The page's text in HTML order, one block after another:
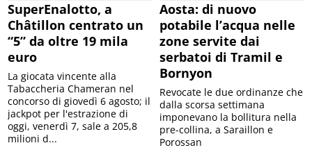
SuperEnalotto, a
Châtillon centrato un
“5” da oltre 19 mila
euro
La giocata vincente alla
Tabaccheria Chameran nel
concorso di giovedì 6 agosto; il
jackpot per l'estrazione di
oggi, venerdì 7, sale a 205,8
milioni d...
Aosta: di nuovo
potabile l’acqua nelle
zone servite dai
serbatoi di Tramil e
Bornyon
Revocate le due ordinanze che
dalla scorsa settimana
imponevano la bollitura nella
pre-collina, a Saraillon e
Porossan